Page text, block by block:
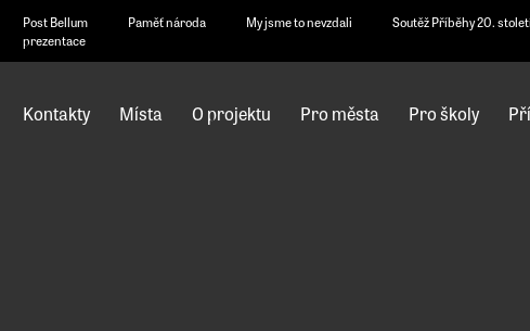
Post Bellum Paměť národa My jsme to nevzdali Soutěž Příběhy 20.
prezentace
Kontakty Místa O projektu Pro města Pro školy